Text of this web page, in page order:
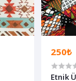
250₺
Etnik